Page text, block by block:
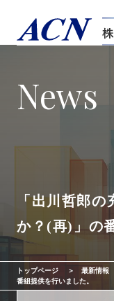
経営者・法人の
個人のお客様
トップページ
ACN不動産につ
不動産投資ガイ
News
「出川哲郎
か？(再)」の
トップページ 最新情報
番組提供を行いました。